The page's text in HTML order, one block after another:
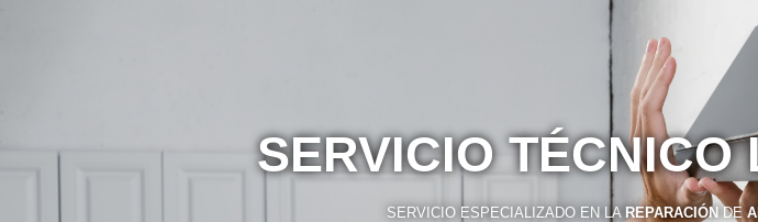
SERVICIO
SERVICIO ESPECIALIZADO EN LA REPARACIÓN DE